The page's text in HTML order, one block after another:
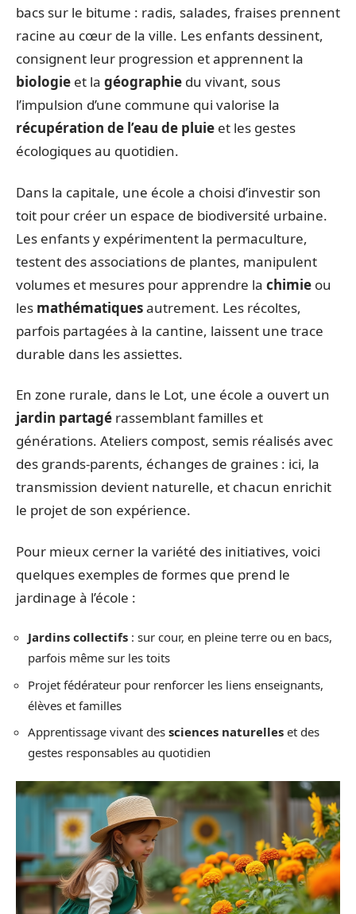
bacs sur le bitume : radis, salades, fraises prennent
racine au cœur de la ville. Les enfants dessinent,
consignent leur progression et apprennent la
biologie et la géographie du vivant, sous
l’impulsion d’une commune qui valorise la
récupération de l’eau de pluie et les gestes
écologiques au quotidien.
Dans la capitale, une école a choisi d’investir son
toit pour créer un espace de biodiversité urbaine.
Les enfants y expérimentent la permaculture,
testent des associations de plantes, manipulent
volumes et mesures pour apprendre la chimie ou
les mathématiquesautrement. Les récoltes,
parfois partagées à la cantine, laissent une trace
durable dans les assiettes.
En zone rurale, dans le Lot, une école a ouvert un
jardin partagé rassemblant familles et
générations. Ateliers compost, semis réalisés avec
des grands-parents, échanges de graines : ici, la
transmission devient naturelle, et chacun enrichit
le projet de son expérience.
Pour mieux cerner la variété des initiatives, voici
quelques exemples de formes que prend le
jardinage à l’école :
Jardins collectifs : sur cour, en pleine terre ou en bacs,
parfois même sur les toits
Projet fédérateur pour renforcer les liens enseignants,
élèves et familles
Apprentissage vivant des sciences naturelles et des
gestes responsables au quotidien